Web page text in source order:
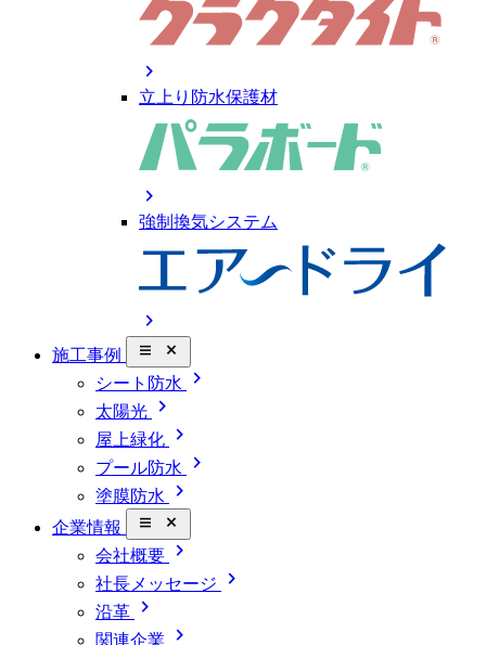
chevron_right
立上り防水保護材
chevron_right
強制換気システム
chevron_right
施工事例 close_small
シート防水 chevron_right
太陽光 chevron_right
屋上緑化 chevron_right
プール防水 chevron_right
塗膜防水 chevron_right
企業情報 close_small
会社概要 chevron_right
社長メッセージ chevron_right
沿革 chevron_right
関連企業 chevron_right